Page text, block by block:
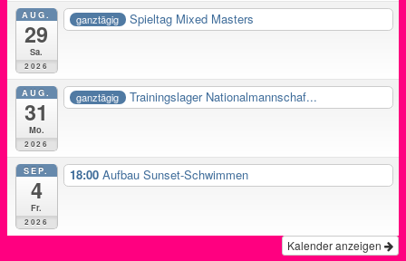
AUG.
29
Sa.
2026
ganztägig Spieltag Mixed Masters
AUG.
31
Mo.
2026
ganztägig Trainingslager Nationalmannschaf...
SEP.
4
Fr.
2026
18:00 Aufbau Sunset-Schwimmen
Kalender anzeigen